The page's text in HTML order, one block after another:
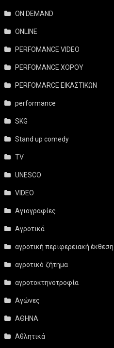
ON DEMAND
ONLINE
PERFOMANCE VIDEO
PERFOMANCE ΧΟΡΟΥ
PERFOMARCE ΕΙΚΑΣΤΙΚΩΝ
performance
SKG
Stand up comedy
TV
UNESCO
VIDEO
Αγιογραφίες
Αγροτικά
αγροτική περιφερειακή έκθεση
αγροτικό ζήτημα
αγροτοκτηνοτροφία
Αγώνες
ΑΘΗΝΑ
Αθλητικά